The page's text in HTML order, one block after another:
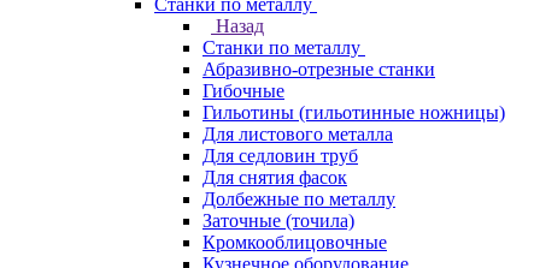
Станки по металлу
Назад
Станки по металлу
Абразивно-отрезные станки
Гибочные
Гильотины (гильотинные ножницы)
Для листового металла
Для седловин труб
Для снятия фасок
Долбежные по металлу
Заточные (точила)
Кромкооблицовочные
Кузнечное оборудование